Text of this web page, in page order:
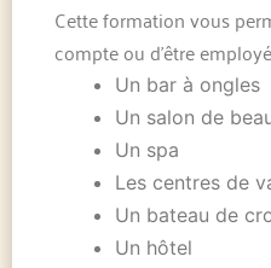
Cette formation vous
compte ou d’être
Un bar à ongles
Un salon de
Un spa
Les centres de
Un bateau de
Un hôtel